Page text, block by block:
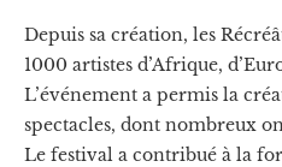
Depuis sa création, les
1000 artistes d’Afrique,
L’événement a permis la
spectacles, dont nombreux
Le festival a contribué à la